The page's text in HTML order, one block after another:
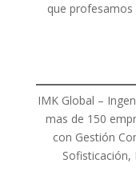
que profesamos
IMK Global –
mas de 150
con Gestión